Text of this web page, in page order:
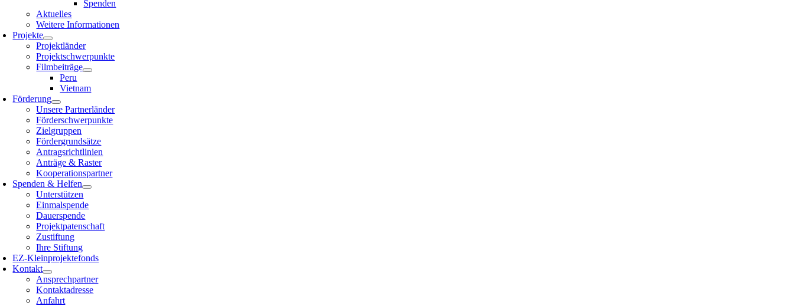
Spenden
Aktuelles
Weitere Informationen
Projekte
Projektländer
Projektschwerpunkte
Filmbeiträge
Peru
Vietnam
Förderung
Unsere Partnerländer
Förderschwerpunkte
Zielgruppen
Fördergrundsätze
Antragsrichtlinien
Anträge & Raster
Kooperationspartner
Spenden & Helfen
Unterstützen
Einmalspende
Dauerspende
Projektpatenschaft
Zustiftung
Ihre Stiftung
EZ-Kleinprojektefonds
Kontakt
Ansprechpartner
Kontaktadresse
Anfahrt